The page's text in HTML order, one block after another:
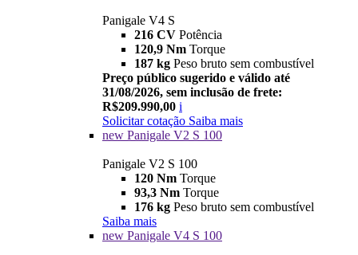
Panigale V4 S
216 CV Potência
120,9 Nm Torque
187 kg Peso bruto sem combustível
Preço público sugerido e válido até
31/08/2026, sem inclusão de frete:
R$209.990,00 i
Solicitar cotação Saiba mais
new Panigale V2 S 100
Panigale V2 S 100
120 Nm Torque
93,3 Nm Torque
176 kg Peso bruto sem combustível
Saiba mais
new Panigale V4 S 100